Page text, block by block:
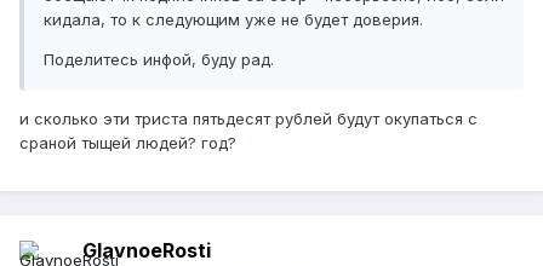
кидала, то к следующим уже не будет доверия.
Поделитесь инфой, буду рад.
и сколько эти триста пятьдесят рублей будут окупаться с
сраной тыщей людей? год?
GlavnoeRosti